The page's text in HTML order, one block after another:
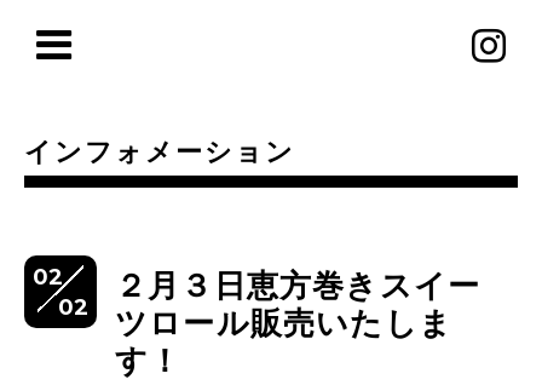
インフォメーション
02
02
２月３日恵方巻きスイー
ツロール販売いたしま
す！